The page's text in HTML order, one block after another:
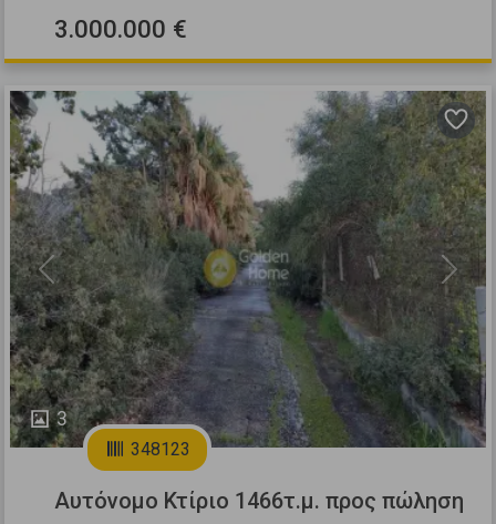
3.000.000 €
3
Previous Next
348123
Αυτόνομο Κτίριο 1466τ.μ. προς πώληση